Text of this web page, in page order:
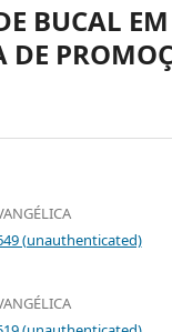
BUCAL
(unauthenticated)